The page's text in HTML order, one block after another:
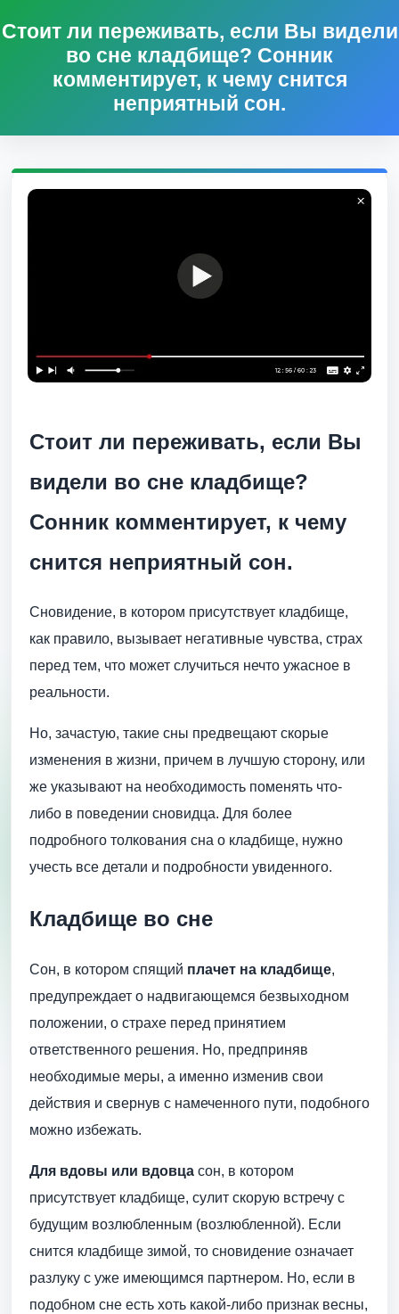
Стоит ли переживать, если Вы видели
во сне кладбище? Сонник
комментирует, к чему снится
неприятный сон.
Стоит ли переживать, если Вы
видели во сне кладбище?
Сонник комментирует, к чему
снится неприятный сон.
Сновидение, в котором присутствует кладбище,
как правило, вызывает негативные чувства, страх
перед тем, что может случиться нечто ужасное в
реальности.
Но, зачастую, такие сны предвещают скорые
изменения в жизни, причем в лучшую сторону, или
же указывают на необходимость поменять что-
либо в поведении сновидца. Для более
подробного толкования сна о кладбище, нужно
учесть все детали и подробности увиденного.
Кладбище во сне
Сон, в котором спящий плачет на кладбище,
предупреждает о надвигающемся безвыходном
положении, о страхе перед принятием
ответственного решения. Но, предприняв
необходимые меры, а именно изменив свои
действия и свернув с намеченного пути, подобного
можно избежать.
Для вдовы или вдовца сон, в котором
присутствует кладбище, сулит скорую встречу с
будущим возлюбленным (возлюбленной). Если
снится кладбище зимой, то сновидение означает
разлуку с уже имеющимся партнером. Но, если в
подобном сне есть хоть какой-либо признак весны,